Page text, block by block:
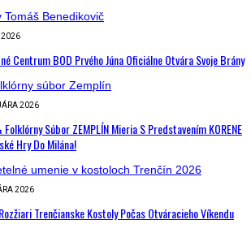
Centrum BOD Prvého Júna Oficiálne Otvára Svoje Brány
2026
Folklórny Súbor ZEMPLÍN Mieria S Predstavením KORENE
Hry Do Milána!
2026
Trenčianske Kostoly Počas Otváracieho Víkendu